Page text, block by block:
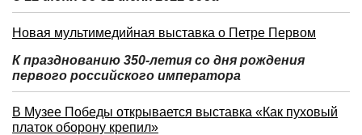
Новая мультимедийная выставка о Петре Первом
К празднованию 350-летия со дня рождения
первого российского императора
В Музее Победы открывается выставка «Как пуховый
платок оборону крепил»